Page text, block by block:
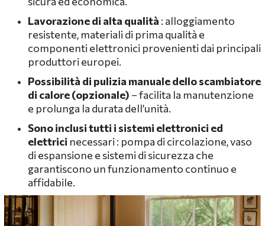
Lavorazione di alta qualità : alloggiamento
resistente, materiali di prima qualità e
componenti elettronici provenienti dai principali
produttori europei.
Possibilità di pulizia manuale dello scambiatore
di calore (opzionale) – facilita la manutenzione
e prolunga la durata dell’unità.
Sono inclusi tutti i sistemi elettronici ed
elettrici necessari : pompa di circolazione, vaso
di espansione e sistemi di sicurezza che
garantiscono un funzionamento continuo e
affidabile.